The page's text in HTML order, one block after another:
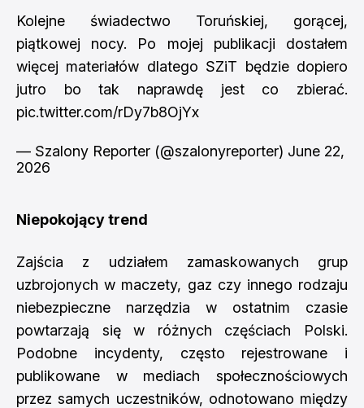
Kolejne świadectwo Toruńskiej, gorącej,
piątkowej nocy. Po mojej publikacji dostałem
więcej materiałów dlatego SZiT będzie dopiero
jutro bo tak naprawdę jest co zbierać.
pic.twitter.com/rDy7b8OjYx
— Szalony Reporter (@szalonyreporter) June 22,
2026
Niepokojący trend
Zajścia z udziałem zamaskowanych grup
uzbrojonych w maczety, gaz czy innego rodzaju
niebezpieczne narzędzia w ostatnim czasie
powtarzają się w różnych częściach Polski.
Podobne incydenty, często rejestrowane i
publikowane w mediach społecznościowych
przez samych uczestników, odnotowano między